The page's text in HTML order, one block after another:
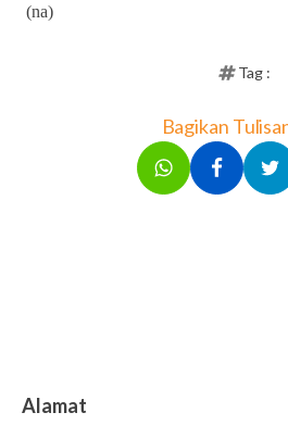
(na)
Tag :
Bagikan
Alamat